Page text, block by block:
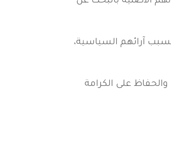
آرائهم السياسية،
على الكرامة